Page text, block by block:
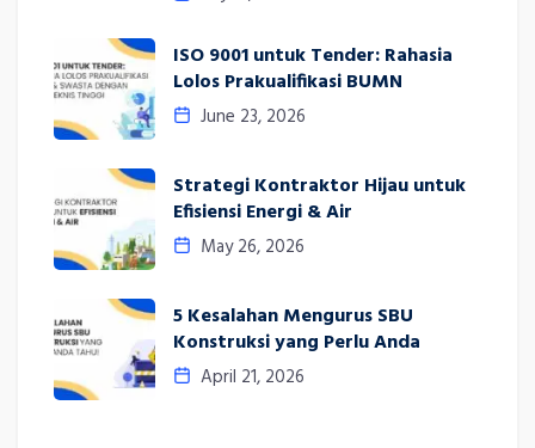
ISO 9001 untuk Tender: Rahasia
Lolos Prakualifikasi BUMN
June 23, 2026
Strategi Kontraktor Hijau untuk
Efisiensi Energi & Air
May 26, 2026
5 Kesalahan Mengurus SBU
Konstruksi yang Perlu Anda
April 21, 2026